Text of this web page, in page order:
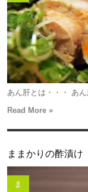
あん肝とは・・・ あ
Read More »
ままかりの酢漬け
ま